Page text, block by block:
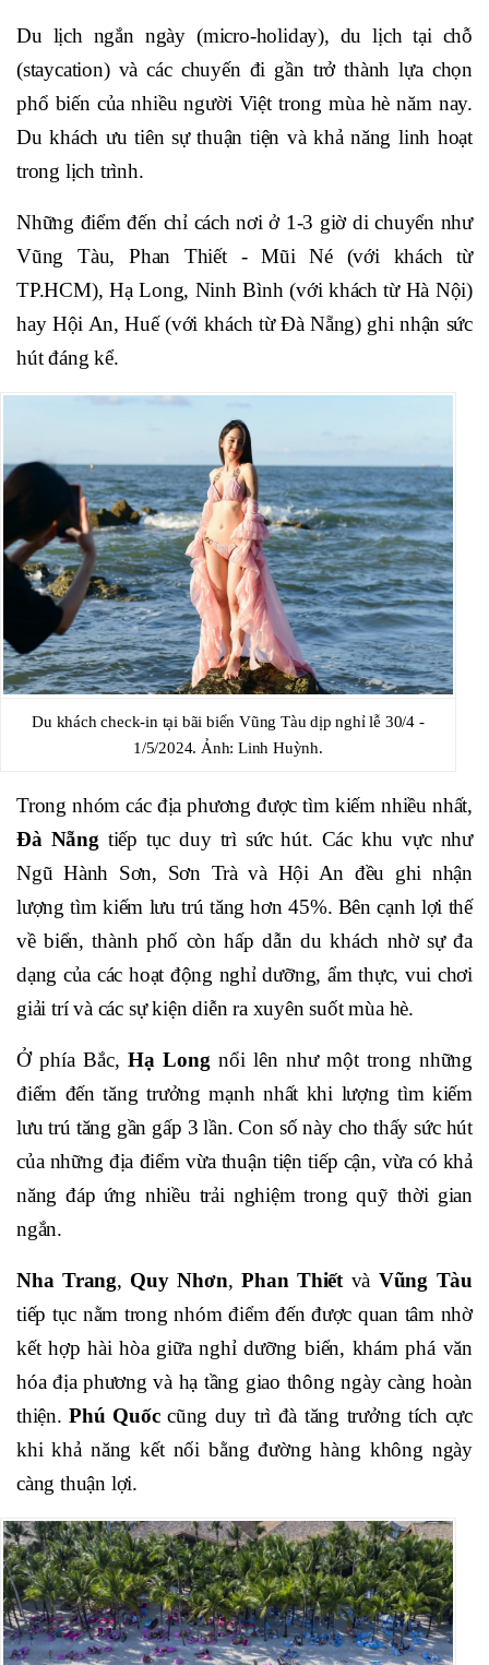
Du lịch ngắn ngày (micro-holiday), du lịch tại chỗ
(staycation) và các chuyến đi gần trở thành lựa chọn
phổ biến của nhiều người Việt trong mùa hè năm nay.
Du khách ưu tiên sự thuận tiện và khả năng linh hoạt
trong lịch trình.
Những điểm đến chỉ cách nơi ở 1-3 giờ di chuyển như
Vũng Tàu, Phan Thiết - Mũi Né (với khách từ
TP.HCM), Hạ Long, Ninh Bình (với khách từ Hà Nội)
hay Hội An, Huế (với khách từ Đà Nẵng) ghi nhận sức
hút đáng kể.
Du khách check-in tại bãi biển Vũng Tàu dịp nghỉ lễ 30/4 -
1/5/2024. Ảnh: Linh Huỳnh.
Trong nhóm các địa phương được tìm kiếm nhiều nhất,
Đà Nẵng tiếp tục duy trì sức hút. Các khu vực như
Ngũ Hành Sơn, Sơn Trà và Hội An đều ghi nhận
lượng tìm kiếm lưu trú tăng hơn 45%. Bên cạnh lợi thế
về biển, thành phố còn hấp dẫn du khách nhờ sự đa
dạng của các hoạt động nghỉ dưỡng, ẩm thực, vui chơi
giải trí và các sự kiện diễn ra xuyên suốt mùa hè.
Ở phía Bắc, Hạ Long nổi lên như một trong những
điểm đến tăng trưởng mạnh nhất khi lượng tìm kiếm
lưu trú tăng gần gấp 3 lần. Con số này cho thấy sức hút
của những địa điểm vừa thuận tiện tiếp cận, vừa có khả
năng đáp ứng nhiều trải nghiệm trong quỹ thời gian
ngắn.
Nha Trang, Quy Nhơn,Phan Thiếtvà Vũng Tàu
tiếp tục nằm trong nhóm điểm đến được quan tâm nhờ
kết hợp hài hòa giữa nghỉ dưỡng biển, khám phá văn
hóa địa phương và hạ tầng giao thông ngày càng hoàn
thiện. Phú Quốccũng duy trì đà tăng trưởng tích cực
khi khả năng kết nối bằng đường hàng không ngày
càng thuận lợi.